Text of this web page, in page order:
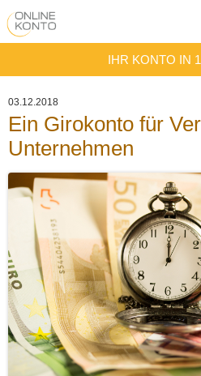
IHR KONTO IN
03.12.2018
Ein Girokonto für
Unternehmen